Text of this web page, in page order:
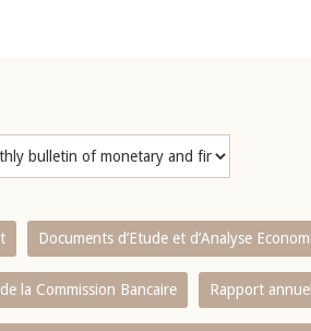
Documents d’Etude et d’Analyse
la Commission Bancaire Rapport